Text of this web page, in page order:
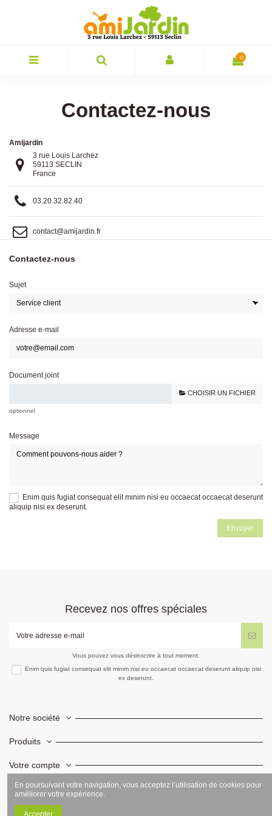
0
Contactez-nous
Amijardin
3 rue Louis Larchez
59113 SECLIN
France
03.20.32.82.40
contact@amijardin.fr
Contactez-nous
Sujet
Adresse e-mail
Document joint
CHOISIR UN FICHIER
optionnel
Message
Enim quis fugiat consequat elit minim nisi eu occaecat occaecat deserunt
aliquip nisi ex deserunt.
Recevez nos offres spéciales
Vous pouvez vous désinscrire à tout moment.
Enim quis fugiat consequat elit minim nisi eu occaecat occaecat deserunt aliquip nisi
ex deserunt.
Notre société
Produits
Votre compte
Informations
En poursuivant votre navigation, vous acceptez l’utilisation de cookies pour
améliorer votre expérience.
Accepter